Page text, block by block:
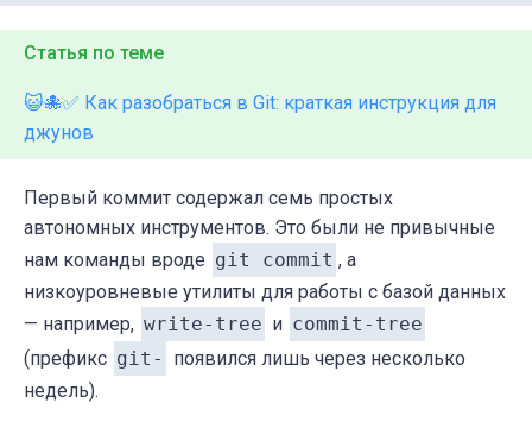
Статья по теме
😺🐙✅ Как разобраться в Git: краткая инструкция для
джунов
Первый коммит содержал семь простых
автономных инструментов. Это были не привычные
нам команды вроде git commit , а
низкоуровневые утилиты для работы с базой данных
— например, write-tree и commit-tree
(префикс git-
появился лишь через несколько
недель).